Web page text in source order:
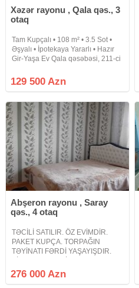
Xəzər rayonu , Qala qəs., 3
otaq
Tam Kupçalı • 108 m² • 3.5 Sot •
Əşyalı • İpotekaya Yararlı • Hazır
Gir-Yaşa Ev Qala qəsəbəsi, 211-ci
sahəsində yerləşən, 108 m²
sahəyə malik, 3 otaqlı, yerdən
129 500 Azn
Abşeron rayonu , Saray
qəs., 4 otaq
TƏCİLİ SATILIR. ÖZ EVİMDİR.
PAKET KUPÇA. TORPAĞIN
TƏYİNATI FƏRDİ YAŞAYIŞDIR.
Dəyərindən aşağı qiymətə. 20
Yanvar metrosuna 15 dəqiqəlik
276 000 Azn